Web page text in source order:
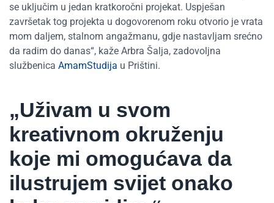
se uključim u jedan kratkoročni projekat. Uspješan
završetak tog projekta u dogovorenom roku otvorio je vrata
mom daljem, stalnom angažmanu, gdje nastavljam srećno
da radim do danas“, kaže Arbra Šalja, zadovoljna
službenica AmamStudija u Prištini.
„Uživam u svom
kreativnom okruženju
koje mi omogućava da
ilustrujem svijet onako